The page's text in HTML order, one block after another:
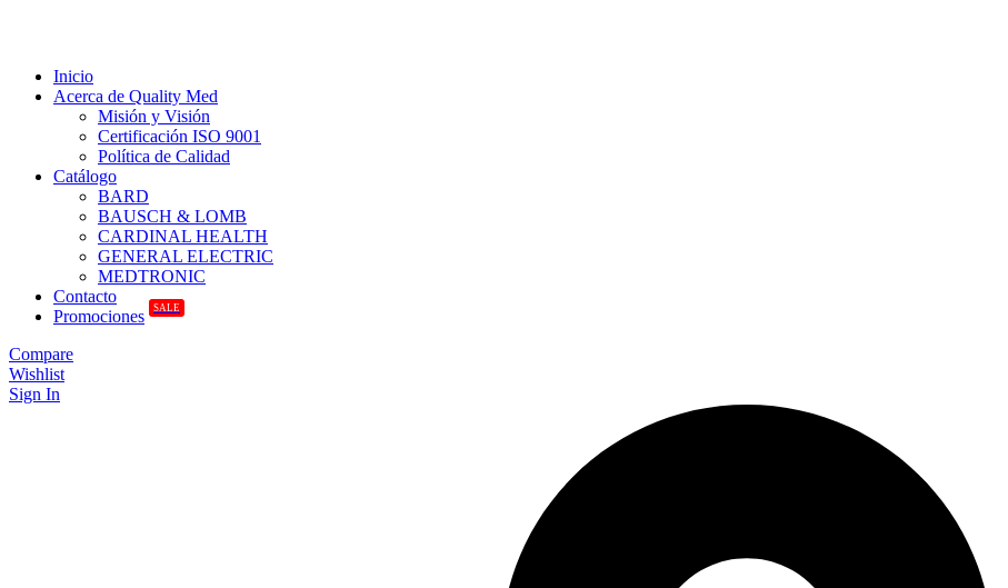
Inicio
Acerca de Quality Med
Misión y Visión
Certificación ISO 9001
Política de Calidad
Catálogo
BARD
BAUSCH & LOMB
CARDINAL HEALTH
GENERAL ELECTRIC
MEDTRONIC
Contacto
Promociones
SALE
Compare
Wishlist
Sign In